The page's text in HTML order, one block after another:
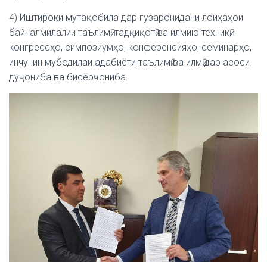
4) Иштироки мутақобила дар гузаронидани лоиҳаҳои
байналмилалии таълимӣ, тадқиқотӣ ва илмию техникӣ,
конгрессҳо, симпозиумҳо, конференсияҳо, семинарҳо,
инчунин мубодилаи адабиёти таълимӣ ва илмӣ дар асоси
дуҷониба ва бисёрҷониба.